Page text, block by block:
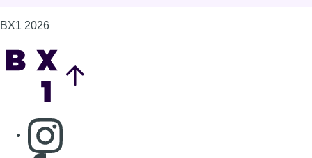
BX1 2026
Consulter page Instagram